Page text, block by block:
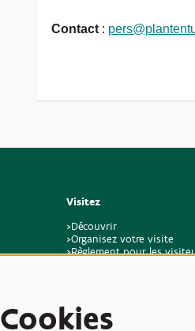
Contact :
Visitez
>Découvrir
>Organisez votre visite
>Règlement pour les
Cookies